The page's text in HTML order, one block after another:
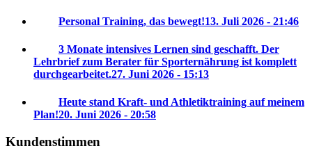
Personal Training, das bewegt!13. Juli 2026 - 21:46
3 Monate intensives Lernen sind geschafft. Der
Lehrbrief zum Berater für Sporternährung ist komplett
durchgearbeitet.27. Juni 2026 - 15:13
Heute stand Kraft- und Athletiktraining auf meinem
Plan!20. Juni 2026 - 20:58
Kundenstimmen